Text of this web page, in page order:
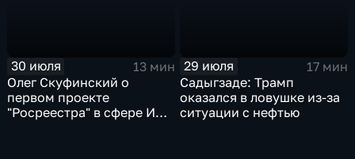
30 июля
13 мин
Олег Скуфинский о
первом проекте
"Росреестра" в сфере ИИ
29 июля
17 мин
Садыгзаде: Трамп
оказался в ловушке из-за
ситуации с нефтью